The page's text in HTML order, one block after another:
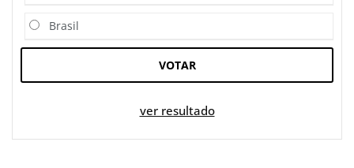
Brasil
VOTAR
ver resultado